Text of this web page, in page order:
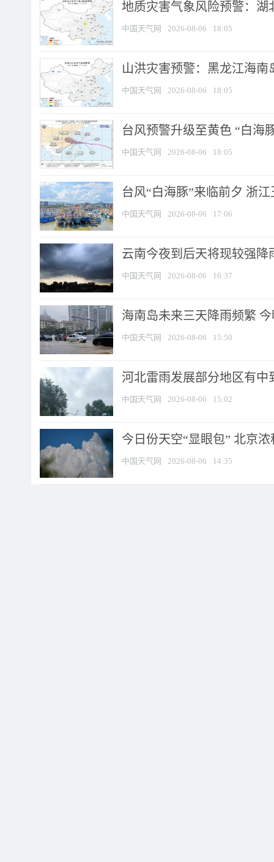
地质灾害气象风险预警：湖
中国天气网 2026-08-06 18:05
山洪灾害预警：黑龙江海
中国天气网 2026-08-06 18:05
台风预警升级至黄色 “白海
中国天气网 2026-08-06 18:05
台风“白海豚”来临前夕 浙
中国天气网 2026-08-06 17:06
云南今夜到后天将现较强降
中国天气网 2026-08-06 16:37
海南岛未来三天降雨频繁
中国天气网 2026-08-06 15:50
河北雷雨发展部分地区有中
中国天气网 2026-08-06 15:02
今日份天空“显眼包” 北京
中国天气网 2026-08-06 14:35